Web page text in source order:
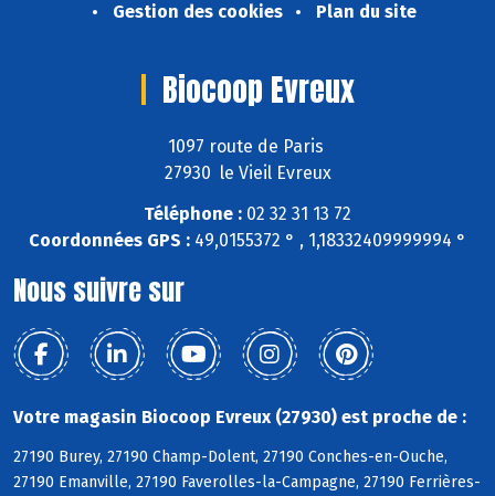
Gestion des cookies
Plan du site
Biocoop Evreux
1097 route de Paris
27930 le Vieil Evreux
Téléphone : 02 32 31 13 72
Coordonnées GPS : 49,0155372 ° , 1,18332409999994 °
Nous suivre sur
Votre magasin Biocoop Evreux (27930) est proche de :
27190 Burey, 27190 Champ-Dolent, 27190 Conches-en-Ouche,
27190 Emanville, 27190 Faverolles-la-Campagne, 27190 Ferrières-